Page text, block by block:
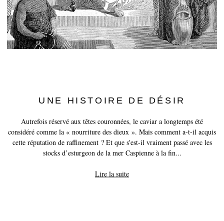
Creating Caviar
Certification
Corporate Events
COMPTE
CONTACT
UNE HISTOIRE DE DÉSIR
Autrefois réservé aux têtes couronnées, le caviar a longtemps été
considéré comme la « nourriture des dieux ». Mais comment a-t-il acquis
cette réputation de raffinement ? Et que s'est-il vraiment passé avec les
stocks d’esturgeon de la mer Caspienne à la fin...
Lire la suite